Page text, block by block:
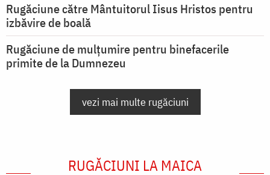
Rugăciune către Mântuitorul Iisus Hristos pentru
izbăvire de boală
Rugăciune de mulțumire pentru binefacerile
primite de la Dumnezeu
vezi mai multe rugăciuni
RUGĂCIUNI LA MAICA